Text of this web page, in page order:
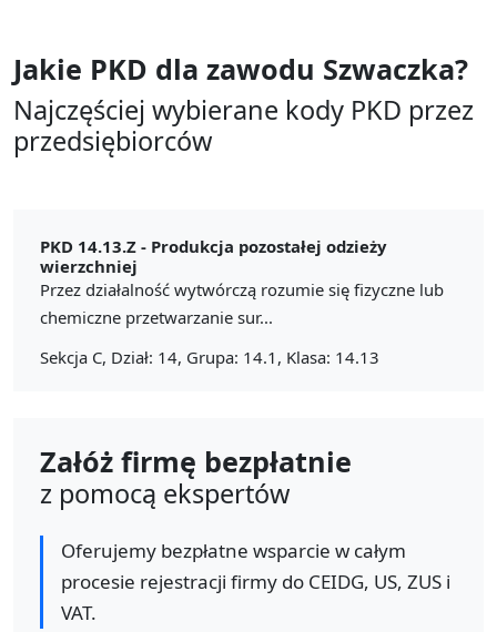
Jakie PKD dla zawodu Szwaczka?
Najczęściej wybierane kody PKD przez
przedsiębiorców
PKD 14.13.Z - Produkcja pozostałej odzieży
wierzchniej
Przez działalność wytwórczą rozumie się fizyczne lub
chemiczne przetwarzanie sur...
Sekcja C, Dział: 14, Grupa: 14.1, Klasa: 14.13
Załóż firmę bezpłatnie
z pomocą ekspertów
Oferujemy bezpłatne wsparcie w całym
procesie rejestracji firmy do CEIDG, US, ZUS i
VAT.